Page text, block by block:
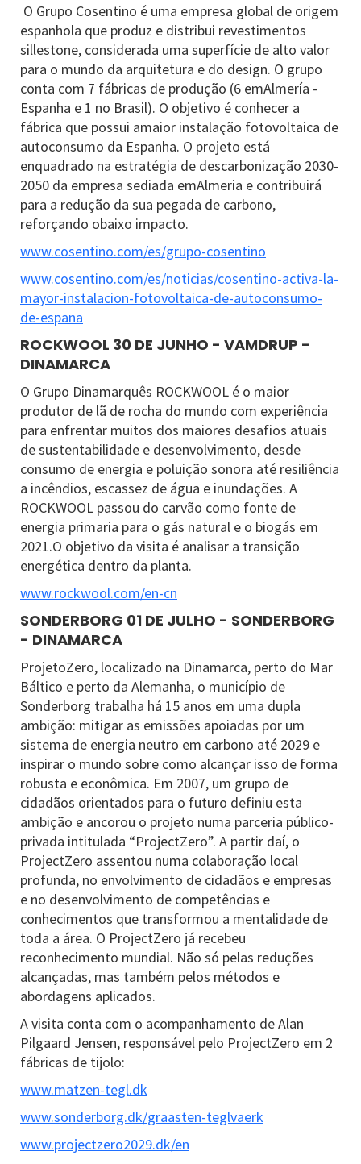
O Grupo Cosentino é uma empresa global de origem
espanhola que produz e distribui revestimentos
sillestone, considerada uma superfície de alto valor
para o mundo da arquitetura e do design. O grupo
conta com 7 fábricas de produção (6 emAlmería -
Espanha e 1 no Brasil). O objetivo é conhecer a
fábrica que possui amaior instalação fotovoltaica de
autoconsumo da Espanha. O projeto está
enquadrado na estratégia de descarbonização 2030-
2050 da empresa sediada emAlmeria e contribuirá
para a redução da sua pegada de carbono,
reforçando obaixo impacto.
www.cosentino.com/es/grupo-cosentino
www.cosentino.com/es/noticias/cosentino-activa-la-
mayor-instalacion-fotovoltaica-de-autoconsumo-
de-espana
ROCKWOOL 30 DE JUNHO - VAMDRUP -
DINAMARCA
O Grupo Dinamarquês ROCKWOOL é o maior
produtor de lã de rocha do mundo com experiência
para enfrentar muitos dos maiores desafios atuais
de sustentabilidade e desenvolvimento, desde
consumo de energia e poluição sonora até resiliência
a incêndios, escassez de água e inundações. A
ROCKWOOL passou do carvão como fonte de
energia primaria para o gás natural e o biogás em
2021.O objetivo da visita é analisar a transição
energética dentro da planta.
www.rockwool.com/en-cn
SONDERBORG 01 DE JULHO - SONDERBORG
- DINAMARCA
ProjetoZero, localizado na Dinamarca, perto do Mar
Báltico e perto da Alemanha, o município de
Sonderborg trabalha há 15 anos em uma dupla
ambição: mitigar as emissões apoiadas por um
sistema de energia neutro em carbono até 2029 e
inspirar o mundo sobre como alcançar isso de forma
robusta e econômica. Em 2007, um grupo de
cidadãos orientados para o futuro definiu esta
ambição e ancorou o projeto numa parceria público-
privada intitulada “ProjectZero”. A partir daí, o
ProjectZero assentou numa colaboração local
profunda, no envolvimento de cidadãos e empresas
e no desenvolvimento de competências e
conhecimentos que transformou a mentalidade de
toda a área. O ProjectZero já recebeu
reconhecimento mundial. Não só pelas reduções
alcançadas, mas também pelos métodos e
abordagens aplicados.
A visita conta com o acompanhamento de Alan
Pilgaard Jensen, responsável pelo ProjectZero em 2
fábricas de tijolo:
www.matzen-tegl.dk
www.sonderborg.dk/graasten-teglvaerk
www.projectzero2029.dk/en